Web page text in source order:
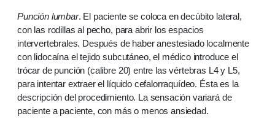
Punción lumbar. El paciente se coloca en decúbito lateral,
con las rodillas al pecho, para abrir los espacios
intervertebrales. Después de haber anestesiado localmente
con lidocaína el tejido subcutáneo, el médico introduce el
trócar de punción (calibre 20) entre las vértebras L4 y L5,
para intentar extraer el líquido cefalorraquídeo. Ésta es la
descripción del procedimiento. La sensación variará de
paciente a paciente, con más o menos ansiedad.